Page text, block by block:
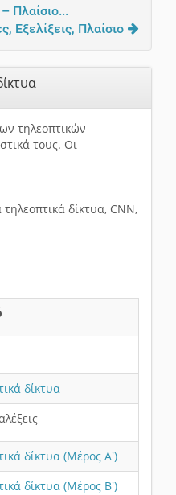
Πλαίσιο...
Εξελίξεις, Πλαίσιο
τηλεοπτικών
τους. Οι
δίκτυα, CNN,
δίκτυα
δίκτυα (Μέρος Α')
δίκτυα (Μέρος Β')